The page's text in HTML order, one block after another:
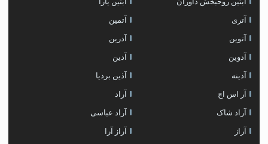
آتری آتمین
آتوین آدرین
آدوین آدین
آدینه آذین بردیا
آر اس اچ آراد
آراد شاک آراد عباسی
آراز آراز آرا